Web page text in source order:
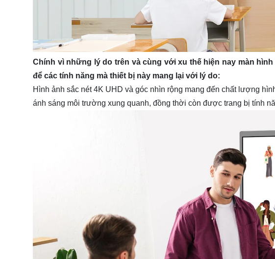
Chính vì những lý do trên và cùng với xu thế hiện nay màn
để các tính năng mà thiết bị này mang lại với lý do:
Hình ảnh sắc nét 4K UHD và góc nhìn rộng mang đến chất lượng
ánh sáng môi trường xung quanh, đồng thời còn được trang bị tính